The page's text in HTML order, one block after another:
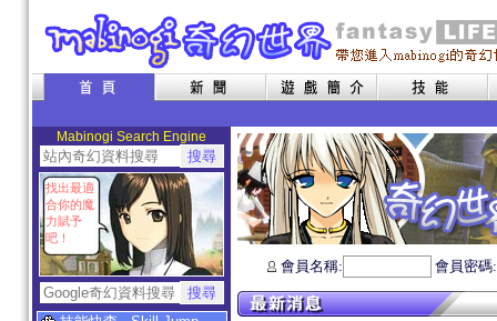
Mabinogi Search Engine
找出最適
合你的魔
力賦予
吧！
會員名稱: 會員密